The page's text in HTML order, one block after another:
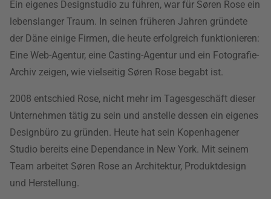
Ein eigenes Designstudio zu führen, war für Søren Rose ein
lebenslanger Traum. In seinen früheren Jahren gründete
der Däne einige Firmen, die heute erfolgreich funktionieren:
Eine Web-Agentur, eine Casting-Agentur und ein Fotografie-
Archiv zeigen, wie vielseitig Søren Rose begabt ist.
2008 entschied Rose, nicht mehr im Tagesgeschäft dieser
Unternehmen tätig zu sein und anstelle dessen ein eigenes
Designbüro zu gründen. Heute hat sein Kopenhagener
Studio bereits eine Dependance in New York. Mit seinem
Team arbeitet Søren Rose an Architektur, Produktdesign
und Herstellung.